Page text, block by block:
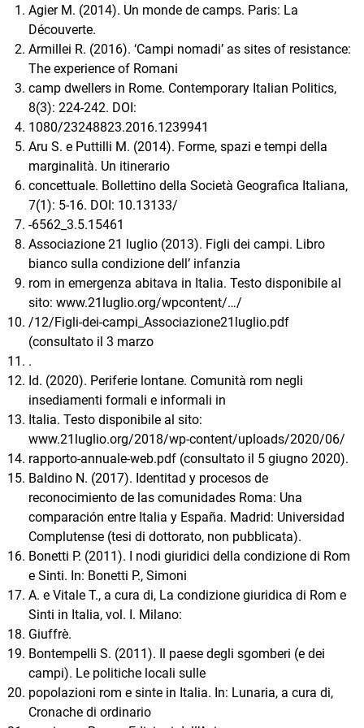
Agier M. (2014). Un monde de camps. Paris: La
Découverte.
Armillei R. (2016). ‘Campi nomadi’ as sites of resistance:
The experience of Romani
camp dwellers in Rome. Contemporary Italian Politics,
8(3): 224-242. DOI:
1080/23248823.2016.1239941
Aru S. e Puttilli M. (2014). Forme, spazi e tempi della
marginalità. Un itinerario
concettuale. Bollettino della Società Geografica Italiana,
7(1): 5-16. DOI: 10.13133/
-6562_3.5.15461
Associazione 21 luglio (2013). Figli dei campi. Libro
bianco sulla condizione dell’ infanzia
rom in emergenza abitava in Italia. Testo disponibile al
sito: www.21luglio.org/wpcontent/…/
/12/Figli-dei-campi_Associazione21luglio.pdf
(consultato il 3 marzo
.
Id. (2020). Periferie lontane. Comunità rom negli
insediamenti formali e informali in
Italia. Testo disponibile al sito:
www.21luglio.org/2018/wp-content/uploads/2020/06/
rapporto-annuale-web.pdf (consultato il 5 giugno 2020).
Baldino N. (2017). Identitad y procesos de
reconocimiento de las comunidades Roma: Una
comparación entre Italia y España. Madrid: Universidad
Complutense (tesi di dottorato, non pubblicata).
Bonetti P. (2011). I nodi giuridici della condizione di Rom
e Sinti. In: Bonetti P., Simoni
A. e Vitale T., a cura di, La condizione giuridica di Rom e
Sinti in Italia, vol. I. Milano:
Giuffrè.
Bontempelli S. (2011). Il paese degli sgomberi (e dei
campi). Le politiche locali sulle
popolazioni rom e sinte in Italia. In: Lunaria, a cura di,
Cronache di ordinario